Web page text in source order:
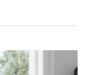
Enköping/hvit